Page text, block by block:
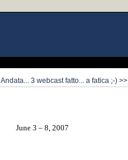
Andata... 3 webcast fatto... a fatica ;-) >>
June 3 – 8, 2007